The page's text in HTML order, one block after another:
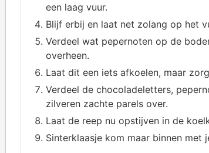
een laag vuur.
Blijf erbij en laat net zolang op het
Verdeel wat pepernoten op de
overheen.
Laat dit een iets afkoelen, maar
Verdeel de chocoladeletters,
zilveren zachte parels over.
Laat de reep nu opstijven in de
Sinterklaasje kom maar binnen met